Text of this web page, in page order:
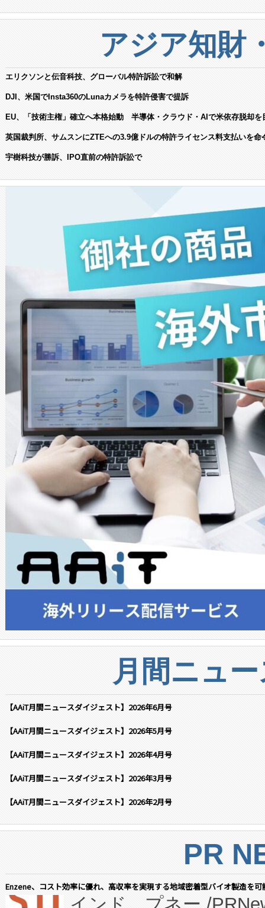
アジア知財
エリクソンと伝音科技、グローバル特許訴訟で和解
DJI、米国でInsta360のLunaカメラを特許侵害で提訴
EU、「技術主権」確立へ本格始動 半導体・クラウド・AIで米依存脱却を
英国裁判所、サムスンにZTEへの3.9億ドルの特許ライセンス料支払いを命
宇樹科技が勝訴、IPO直前の特許訴訟で
月間ニュ
【AAiT月間ニュースダイジェスト】2026年6月号
【AAiT月間ニュースダイジェスト】2026年5月号
【AAiT月間ニュースダイジェスト】2026年4月号
【AAiT月間ニュースダイジェスト】2026年3月号
【AAiT月間ニュースダイジェスト】2026年2月号
PR
Enzene、コスト効率に優れ、高収率を実現する地域密着型バイオ製造を